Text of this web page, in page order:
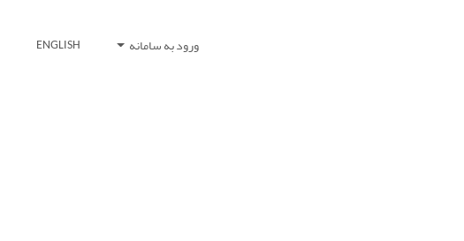
ورود به سامانه ENGLISH